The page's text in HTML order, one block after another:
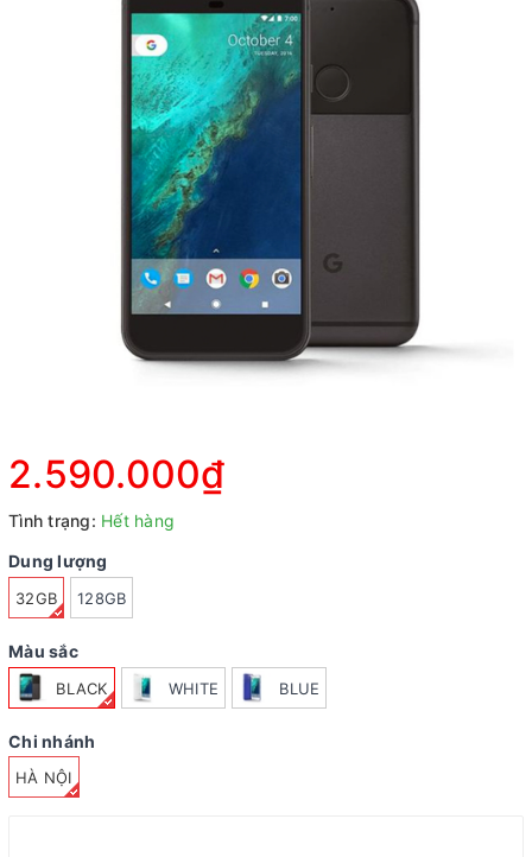
2.590.000₫
Tình trạng: Hết hàng
Dung lượng
32GB 128GB
Màu sắc
BLACK WHITE BLUE
Chi nhánh
HÀ NỘI